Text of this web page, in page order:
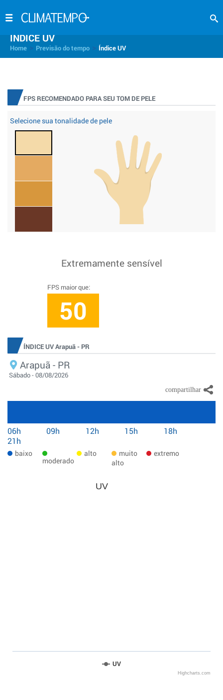
INDICE UV
Home Previsão do tempo Índice UV
FPS RECOMENDADO PARA SEU TOM DE PELE
Selecione sua tonalidade de pele
Extremamente sensível
FPS maior que:
50
ÍNDICE UV Arapuã - PR
Arapuã - PR
Sábado - 08/08/2026
06h 09h 12h 15h
18h
21h
baixo
moderado
alto
muito
alto
extremo
UV
UV
Highcharts.com